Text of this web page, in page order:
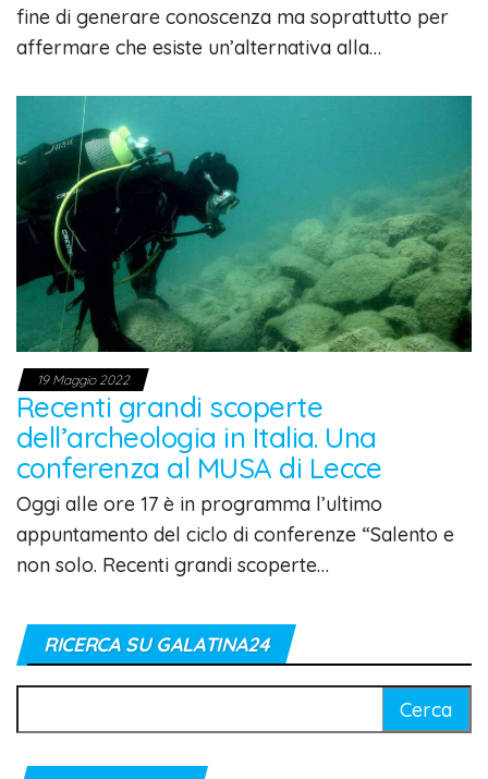
fine di generare conoscenza ma soprattutto per
affermare che esiste un’alternativa alla…
19 Maggio 2022
Recenti grandi scoperte
dell’archeologia in Italia. Una
conferenza al MUSA di Lecce
Oggi alle ore 17 è in programma l’ultimo
appuntamento del ciclo di conferenze “Salento e
non solo. Recenti grandi scoperte…
RICERCA SU GALATINA24
per: